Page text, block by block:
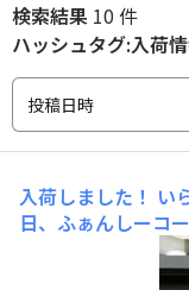
検索結果 10 件
ハッシュタグ:入荷
投稿日時
入荷しました！ い
日、ふぁんしーコ
おしゃべりフィギ
ン、ゾンゾン、揃